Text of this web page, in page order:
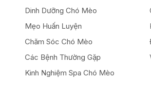
Dinh Dưỡng Chó Mèo
Mẹo Huấn Luyện
Chăm Sóc Chó Mèo
Các Bệnh Thường Gặp
Kinh Nghiệm Spa Chó Mèo